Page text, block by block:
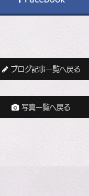
ブログ記事一覧へ戻る
写真一覧へ戻る